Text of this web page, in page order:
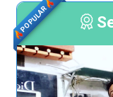
POPULAR